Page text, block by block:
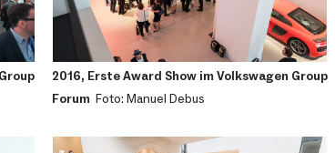
2016, Erste Award Show im Volkswagen Group
Forum Foto: Manuel Debus